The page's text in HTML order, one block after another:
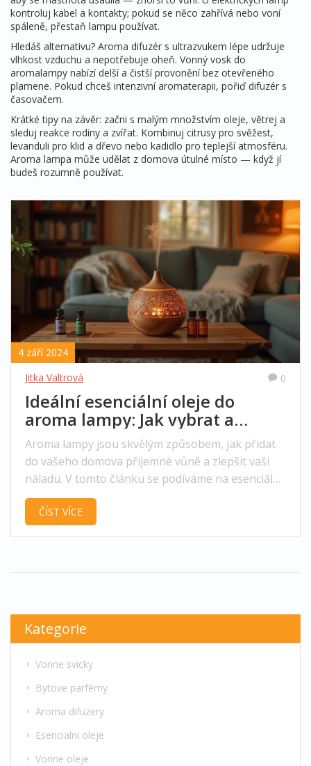
kontroluj kabel a kontakty; pokud se něco zahřívá nebo voní
spáleně, přestaň lampu používat.
Hledáš alternativu? Aroma difuzér s ultrazvukem lépe udržuje
vlhkost vzduchu a nepotřebuje oheň. Vonný vosk do
aromalampy nabízí delší a čistší provonění bez otevřeného
plamene. Pokud chceš intenzivní aromaterapii, pořiď difuzér s
časovačem.
Krátké tipy na závěr: začni s malým množstvím oleje, větrej a
sleduj reakce rodiny a zvířat. Kombinuj citrusy pro svěžest,
levanduli pro klid a dřevo nebo kadidlo pro teplejší atmosféru.
Aroma lampa může udělat z domova útulné místo — když jí
budeš rozumně používat.
4 září 2024
Jitka Valtrová
0
Ideální esenciální oleje do
aroma lampy: Jak vybrat a
použít
Aroma lampy jsou skvělým způsobem, jak přidat
do vašeho domova příjemné vůně a zlepšit vaši
náladu. V tomto článku se podíváme na esenciální
oleje, které jsou vhodné pro použití v aroma
lampách, a také na to, jak je správně použít. Dále
ČÍST VÍCE
Kategorie
Vonne svicky
Bytove parfémy
Aroma difuzery
Esencialni oleje
Vonne oleje